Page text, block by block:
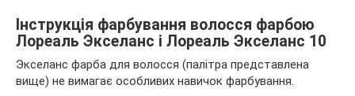
Інструкція фарбування волосся фарбою
Лореаль Экселанс і Лореаль Экселанс 10
Экселанс фарба для волосся (палітра представлена
вище) не вимагає особливих навичок фарбування.